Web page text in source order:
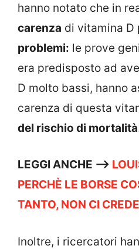
hanno notato che in
carenza di vitamina D
problemi: le prove
era predisposto ad
D molto bassi, hanno
carenza di questa
del rischio di mortalità
LEGGI ANCHE –>
PERCHÈ LE BORSE
TANTO, NON CI
Inoltre, i ricercatori